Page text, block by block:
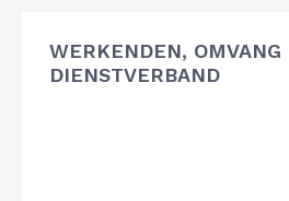
WERKENDEN, OMVANG
DIENSTVERBAND